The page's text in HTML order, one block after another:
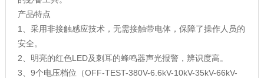
产品特点
1、采用非接触感应技术，无需接触带电体，保障了操作人员的
安全。
2、明亮的红色LED及刺耳的蜂鸣器声光报警，辨识度高。
3、9个电压档位（OFF-TEST-380V-6.6kV-10kV-35kV-66kV-